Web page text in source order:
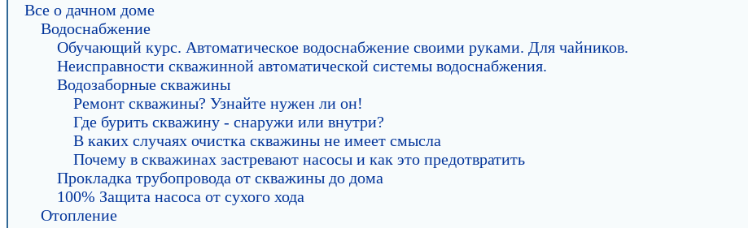
Все о дачном доме
Водоснабжение
Обучающий курс. Автоматическое водоснабжение своими руками. Для чайников.
Неисправности скважинной автоматической системы водоснабжения.
Водозаборные скважины
Ремонт скважины? Узнайте нужен ли он!
Где бурить скважину - снаружи или внутри?
В каких случаях очистка скважины не имеет смысла
Почему в скважинах застревают насосы и как это предотвратить
Прокладка трубопровода от скважины до дома
100% Защита насоса от сухого хода
Отопление